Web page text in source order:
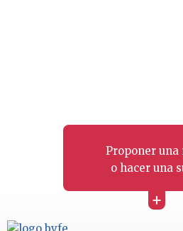
Proponer una
o hacer una
+